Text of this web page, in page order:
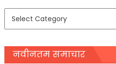
नवीनतम समाचार